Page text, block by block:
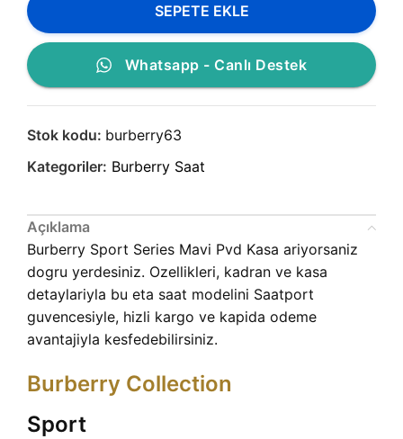
SEPETE EKLE
Whatsapp - Canlı Destek
Stok kodu: burberry63
Kategoriler: Burberry Saat
Açıklama
Burberry Sport Series Mavi Pvd Kasa ariyorsaniz
dogru yerdesiniz. Ozellikleri, kadran ve kasa
detaylariyla bu eta saat modelini Saatport
guvencesiyle, hizli kargo ve kapida odeme
avantajiyla kesfedebilirsiniz.
Burberry Collection
Sport